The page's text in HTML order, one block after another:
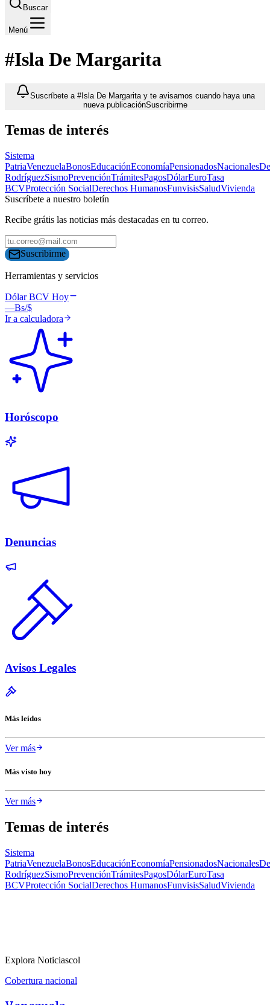
Buscar
Menú
#Isla De Margarita
Suscríbete a #Isla De Margarita y te avisamos cuando haya una
nueva publicaciónSuscribirme
Temas de interés
Sistema
PatriaVenezuelaBonosEducaciónEconomíaPensionadosNacionales
RodríguezSismoPrevenciónTrámitesPagosDólarEuroTasa
BCVProtección SocialDerechos HumanosFunvisisSaludVivienda
Suscríbete a nuestro boletín
Recibe grátis las noticias más destacadas en tu correo.
Suscribirme
Herramientas y servicios
Dólar BCV Hoy
—Bs/$
Ir a calculadora
Horóscopo
Denuncias
Avisos Legales
Más leídos
Ver más
Más visto hoy
Ver más
Temas de interés
Sistema
PatriaVenezuelaBonosEducaciónEconomíaPensionadosNacionales
RodríguezSismoPrevenciónTrámitesPagosDólarEuroTasa
BCVProtección SocialDerechos HumanosFunvisisSaludVivienda
Explora Noticiascol
Cobertura nacional